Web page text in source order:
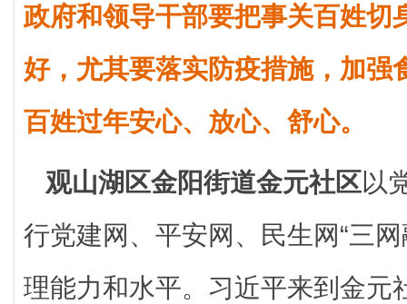
政府和领导干部要把事关百姓切
好，尤其要落实防疫措施，加强
百姓过年安心、放心、舒心。
观山湖区金阳街道金元社区以
行党建网、平安网、民生网“三
理能力和水平。习近平来到金元